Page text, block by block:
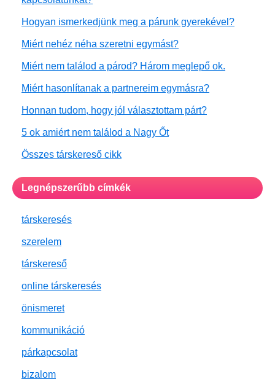
Hogyan ismerkedjünk meg a párunk gyerekével?
Miért nehéz néha szeretni egymást?
Miért nem találod a párod? Három meglepő ok.
Miért hasonlítanak a partnereim egymásra?
Honnan tudom, hogy jól választottam párt?
5 ok amiért nem találod a Nagy Őt
Összes társkereső cikk
Legnépszerűbb címkék
társkeresés
szerelem
társkereső
online társkeresés
önismeret
kommunikáció
párkapcsolat
bizalom